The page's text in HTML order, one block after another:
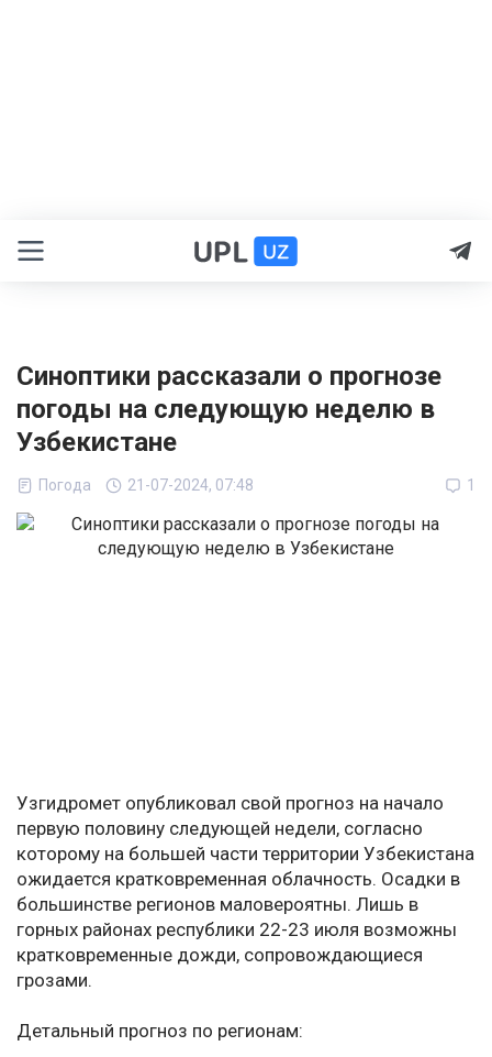
Синоптики рассказали о прогнозе
погоды на следующую неделю в
Узбекистане
Погода 21-07-2024, 07:48 1
Узгидромет опубликовал свой прогноз на начало
первую половину следующей недели, согласно
которому на большей части территории Узбекистана
ожидается кратковременная облачность. Осадки в
большинстве регионов маловероятны. Лишь в
горных районах республики 22-23 июля возможны
кратковременные дожди, сопровождающиеся
грозами.
Детальный прогноз по регионам: